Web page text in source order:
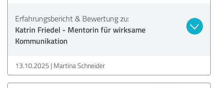
Erfahrungsbericht & Bewertung zu:
Katrin Friedel - Mentorin für wirksame
Kommunikation
13.10.2025 Martina Schneider